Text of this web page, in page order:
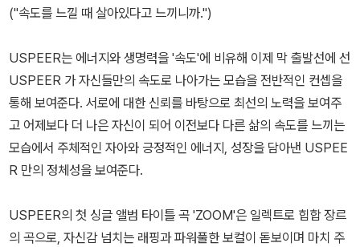
("속도를 느낄 때 살아있다고 느끼니까.")
USPEER는 에너지와 생명력을 '속도'에 비유해 이제 막 출발선에 선
USPEER 가 자신들만의 속도로 나아가는 모습을 전반적인 컨셉을
통해 보여준다. 서로에 대한 신뢰를 바탕으로 최선의 노력을 보여주
고 어제보다 더 나은 자신이 되어 이전보다 다른 삶의 속도를 느끼는
모습에서 주체적인 자아와 긍정적인 에너지, 성장을 담아낸 USPEE
R 만의 정체성을 보여준다.
USPEER의 첫 싱글 앨범 타이틀 곡 'ZOOM'은 일렉트로 힙합 장르
의 곡으로, 자신감 넘치는 래핑과 파워풀한 보컬이 돋보이며 마치 주